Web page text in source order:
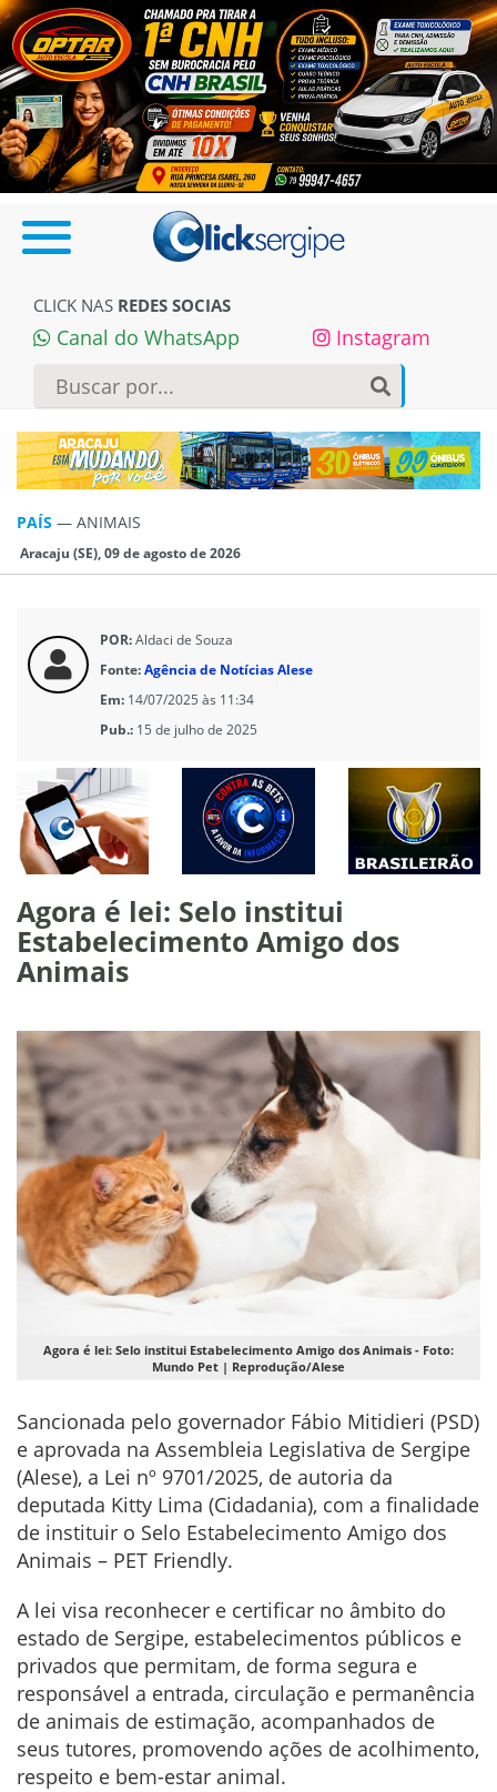
CLICK NAS REDES SOCIAS
Canal do WhatsApp Instagram
PAÍS — ANIMAIS
Aracaju (SE), 09 de agosto de 2026
POR:Aldaci de Souza
Fonte:Agência de Notícias Alese
Em: 14/07/2025 às 11:34
Pub.: 15 de julho de 2025
Agora é lei: Selo institui
Estabelecimento Amigo dos
Animais
Agora é lei: Selo institui Estabelecimento Amigo dos Animais - Foto:
Mundo Pet | Reprodução/Alese
Sancionada pelo governador Fábio Mitidieri (PSD)
e aprovada na Assembleia Legislativa de Sergipe
(Alese), a Lei nº 9701/2025, de autoria da
deputada Kitty Lima (Cidadania), com a finalidade
de instituir o Selo Estabelecimento Amigo dos
Animais – PET Friendly.
A lei visa reconhecer e certificar no âmbito do
estado de Sergipe, estabelecimentos públicos e
privados que permitam, de forma segura e
responsável a entrada, circulação e permanência
de animais de estimação, acompanhados de
seus tutores, promovendo ações de acolhimento,
respeito e bem-estar animal.